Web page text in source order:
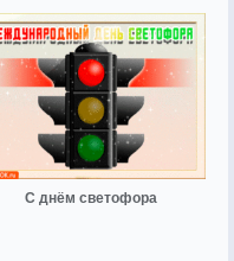
С днём светофора